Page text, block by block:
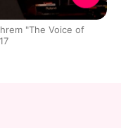
"The Voice of